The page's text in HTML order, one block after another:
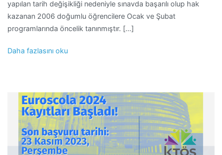
yapılan tarih değişikliği nedeniyle sınavda başarılı olup hak
kazanan 2006 doğumlu öğrencilere Ocak ve Şubat
programlarında öncelik tanınmıştır. […]
Daha fazlasını oku